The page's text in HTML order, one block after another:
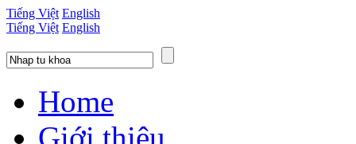
Tiếng Việt English
Tiếng Việt English
Home